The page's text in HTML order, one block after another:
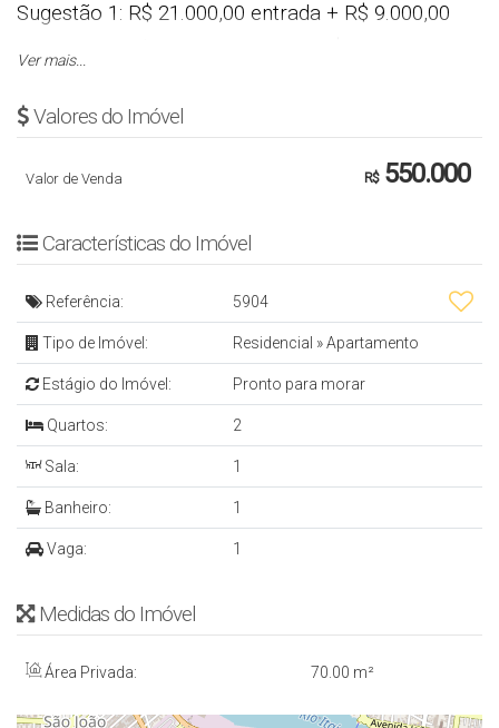
Sugestão 1: R$ 21.000,00 entrada + R$ 9.000,00
FGTS e parcelas fixas de R$ 4.418,00
APARTAMENTO
Cód.: 5904
- 2 Quartos
- Sala de Estar e Jantar
- Banheiro Social
- Cozinha
- Vaga de Garagem Coberta
- 70 m²
EMPREENDIMENTO
Ver mais...
Valores do Imóvel
R$550.000
Valor de Venda
Características do Imóvel
Referência: 5904
Tipo de Imóvel: Residencial »Apartamento
Estágio do Imóvel: Pronto para morar
Quartos: 2
Sala: 1
Banheiro: 1
Vaga: 1
Medidas do Imóvel
Área Privada: 70 .00 m²